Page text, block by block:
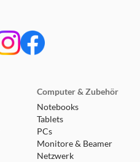
Computer & Zubehör
Notebooks
Tablets
PCs
Monitore & Beamer
Netzwerk